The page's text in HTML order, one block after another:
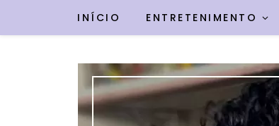
INÍCIO ENTRETENIMENTO